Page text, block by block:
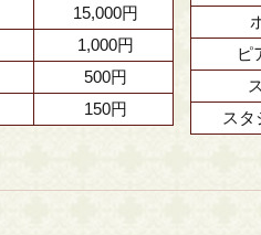
15,000円
1,000円
500円
150円
ピ
スタ